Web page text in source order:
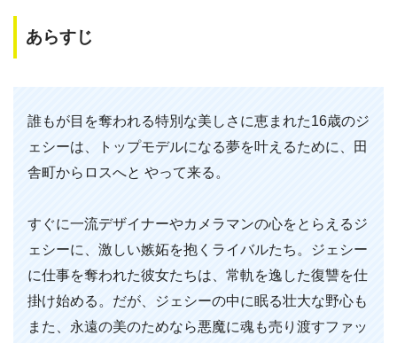
あらすじ
誰もが目を奪われる特別な美しさに恵まれた16歳のジ
ェシーは、トップモデルになる夢を叶えるために、田
舎町からロスへと やって来る。
すぐに一流デザイナーやカメラマンの心をとらえるジ
ェシーに、激しい嫉妬を抱くライバルたち。ジェシー
に仕事を奪われた彼女たちは、常軌を逸した復讐を仕
掛け始める。だが、ジェシーの中に眠る壮大な野心も
また、永遠の美のためなら悪魔に魂も売り渡すファッ